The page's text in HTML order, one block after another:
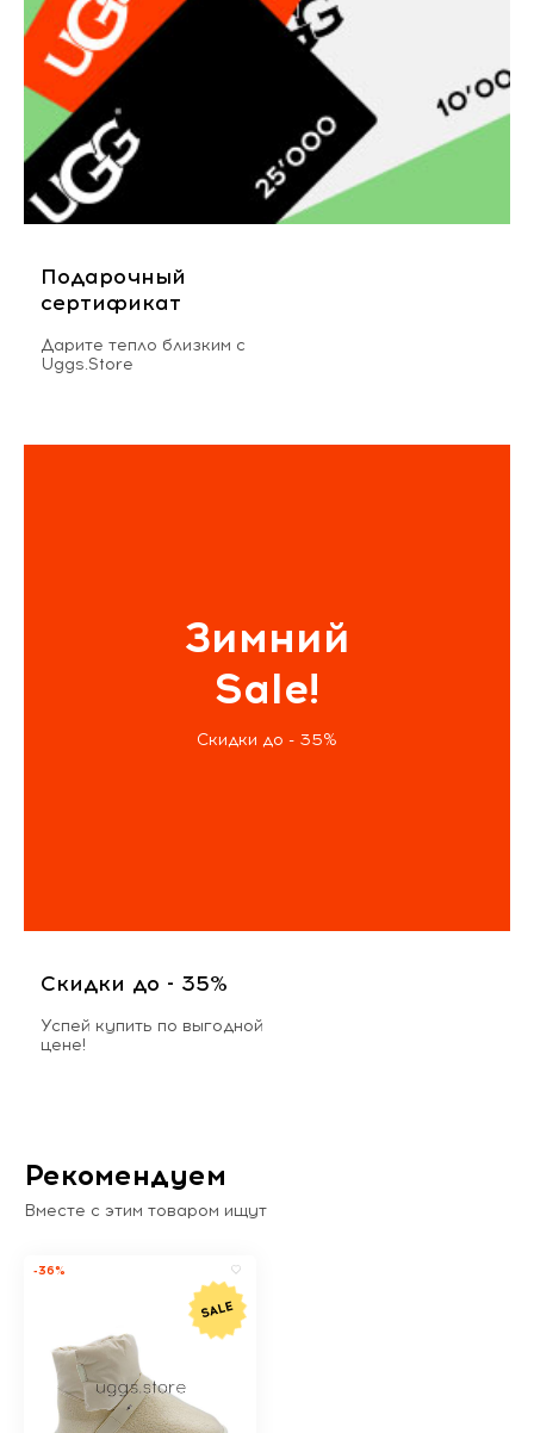
Подарочный
сертификат
Дарите тепло близким с
Uggs.Store
Зимний
Sale!
Скидки до - 35%
Скидки до - 35%
Успей купить по выгодной
цене!
Рекомендуем
Вместе с этим товаром ищут
-36%